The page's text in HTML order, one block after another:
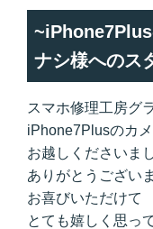
ナシ様へのス
スマホ修理工房グ
iPhone7Plusのカ
お越しくださいま
ありがとうござい
お喜びいただけて
とても嬉しく思っ